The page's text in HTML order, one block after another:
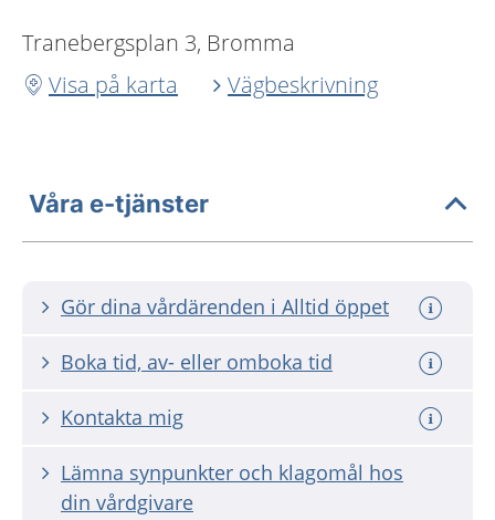
Tranebergsplan 3, Bromma
Visa på karta
Vägbeskrivning
Våra e-tjänster
Gör dina vårdärenden i Alltid öppet
Boka tid, av- eller omboka tid
Kontakta mig
Lämna synpunkter och klagomål hos
din vårdgivare